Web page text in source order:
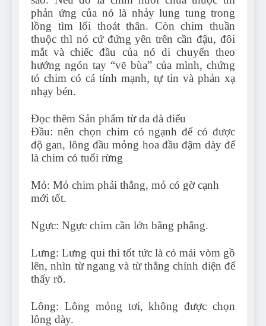
phản ứng của nó là nhảy lung tung trong
lồng tìm lối thoát thân. Còn chim thuần
thuộc thì nó cứ đứng yên trên cần đậu, đôi
mắt và chiếc đầu của nó di chuyển theo
hướng ngón tay “vẽ bùa” của mình, chứng
tỏ chim có cá tính mạnh, tự tin và phản xạ
nhạy bén.
Đọc thêm Sản phẩm từ da đà điểu
Đầu: nên chọn chim có ngạnh để có được
độ gan, lông đầu mỏng hoa đầu đậm dày để
là chim có tuổi rừng
Mỏ: Mỏ chim phải thẳng, mỏ có gờ cạnh
mới tốt.
Ngực: Ngực chim cần lớn bằng phẳng.
Lưng: Lưng qui thì tốt tức là có mái vòm gồ
lên, nhìn từ ngang và từ thẳng chính diện để
thấy rõ.
Lông: Lông mỏng tơi, không được chọn
lông dày.